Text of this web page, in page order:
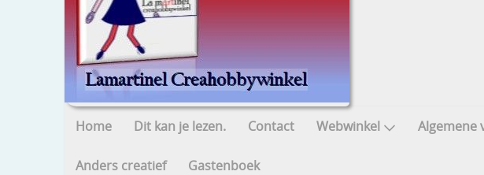
Home Dit kan je lezen. Contact Webwinkel Algemene
Anders creatief Gastenboek